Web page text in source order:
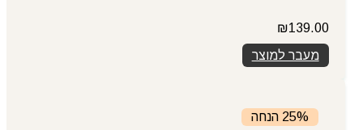
₪139.00
מעבר למוצר
25% הנחה